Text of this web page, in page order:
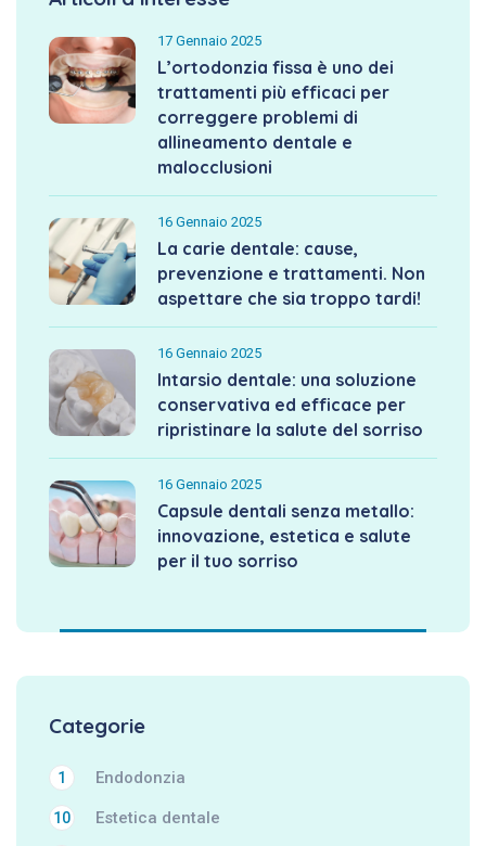
17 Gennaio 2025
L’ortodonzia fissa è uno dei
trattamenti più efficaci per
correggere problemi di
allineamento dentale e
malocclusioni
16 Gennaio 2025
La carie dentale: cause,
prevenzione e trattamenti. Non
aspettare che sia troppo tardi!
16 Gennaio 2025
Intarsio dentale: una soluzione
conservativa ed efficace per
ripristinare la salute del sorriso
16 Gennaio 2025
Capsule dentali senza metallo:
innovazione, estetica e salute
per il tuo sorriso
Categorie
Endodonzia
1
Estetica dentale
10